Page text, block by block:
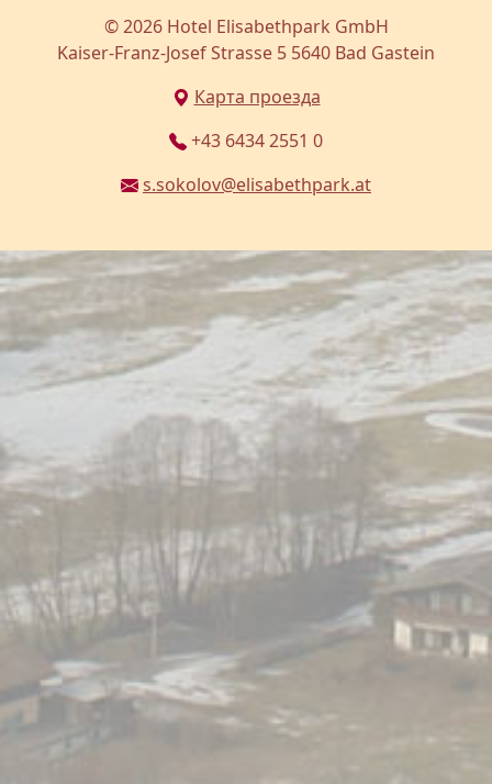
© 2026 Hotel Elisabethpark GmbH
Kaiser-Franz-Josef Strasse 5 5640 Bad Gastein
Карта проезда
+43 6434 2551 0
s.sokolov@elisabethpark.at